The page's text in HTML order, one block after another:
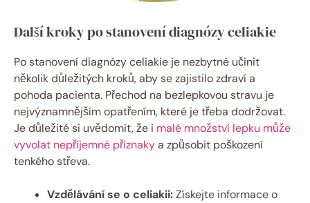
Další kroky po stanovení diagnózy celiakie
Po stanovení diagnózy celiakie je nezbytné učinit
několik důležitých kroků, aby se zajistilo zdraví a
pohoda pacienta. Přechod na bezlepkovou stravu je
nejvýznamnějším opatřením, které je třeba dodržovat.
Je důležité si uvědomit, že i malé množství lepku může
vyvolat nepříjemné příznakya způsobit poškození
tenkého střeva.
Vzdělávání se o celiakii:Získejte informace o